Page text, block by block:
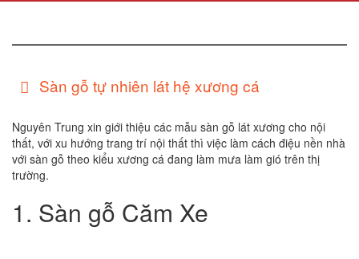
Sàn gỗ tự nhiên lát hệ xương cá
Nguyên Trung xin giới thiệu các mẫu sàn gỗ lát xương cho nội
thất, với xu hướng trang trí nội thất thì việc làm cách điệu nền nhà
với sàn gỗ theo kiểu xương cá đang làm mưa làm gió trên thị
trường.
1. Sàn gỗ Căm Xe